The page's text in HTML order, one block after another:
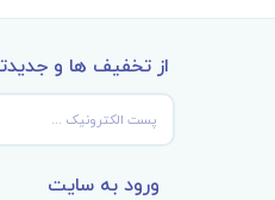
از تخفیف ها و
ورود به سایت